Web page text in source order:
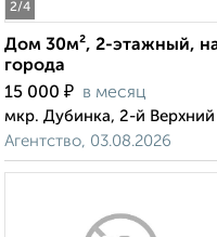
2/4
Дом 30м², 2-этажный,
города
15 000 ₽ в месяц
мкр. Дубинка, 2-й Верхний
Агентство, 03.08.2026